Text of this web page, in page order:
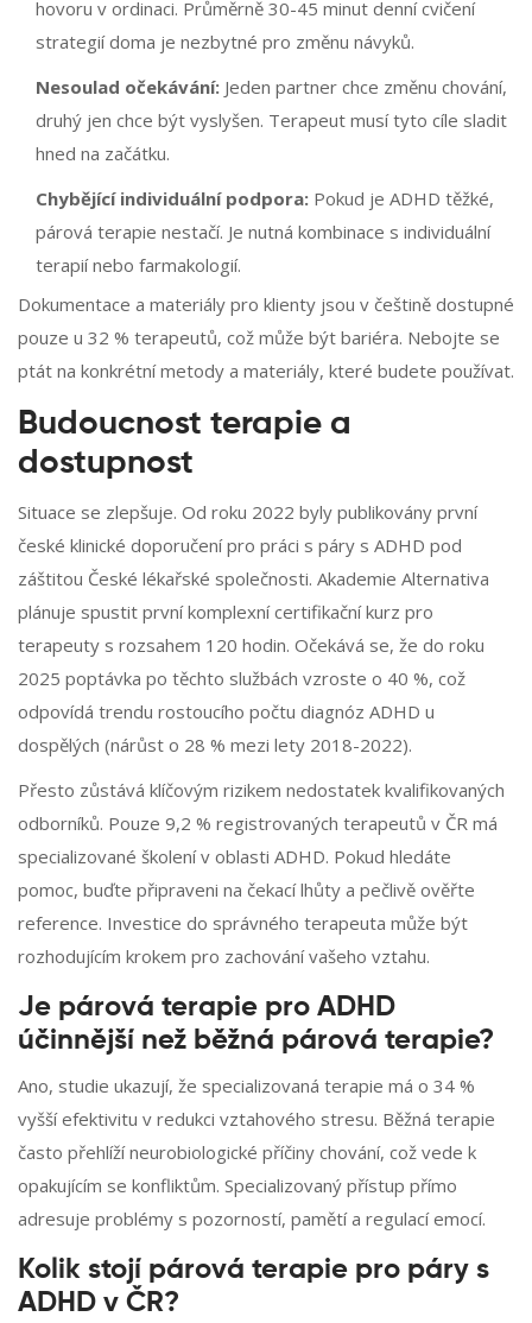
hovoru v ordinaci. Průměrně 30-45 minut denní cvičení
strategií doma je nezbytné pro změnu návyků.
Nesoulad očekávání: Jeden partner chce změnu chování,
druhý jen chce být vyslyšen. Terapeut musí tyto cíle sladit
hned na začátku.
Chybějící individuální podpora: Pokud je ADHD těžké,
párová terapie nestačí. Je nutná kombinace s individuální
terapií nebo farmakologií.
Dokumentace a materiály pro klienty jsou v češtině dostupné
pouze u 32 % terapeutů, což může být bariéra. Nebojte se
ptát na konkrétní metody a materiály, které budete používat.
Budoucnost terapie a
dostupnost
Situace se zlepšuje. Od roku 2022 byly publikovány první
české klinické doporučení pro práci s páry s ADHD pod
záštitou České lékařské společnosti. Akademie Alternativa
plánuje spustit první komplexní certifikační kurz pro
terapeuty s rozsahem 120 hodin. Očekává se, že do roku
2025 poptávka po těchto službách vzroste o 40 %, což
odpovídá trendu rostoucího počtu diagnóz ADHD u
dospělých (nárůst o 28 % mezi lety 2018-2022).
Přesto zůstává klíčovým rizikem nedostatek kvalifikovaných
odborníků. Pouze 9,2 % registrovaných terapeutů v ČR má
specializované školení v oblasti ADHD. Pokud hledáte
pomoc, buďte připraveni na čekací lhůty a pečlivě ověřte
reference. Investice do správného terapeuta může být
rozhodujícím krokem pro zachování vašeho vztahu.
Je párová terapie pro ADHD
účinnější než běžná párová terapie?
Ano, studie ukazují, že specializovaná terapie má o 34 %
vyšší efektivitu v redukci vztahového stresu. Běžná terapie
často přehlíží neurobiologické příčiny chování, což vede k
opakujícím se konfliktům. Specializovaný přístup přímo
adresuje problémy s pozorností, pamětí a regulací emocí.
Kolik stojí párová terapie pro páry s
ADHD v ČR?